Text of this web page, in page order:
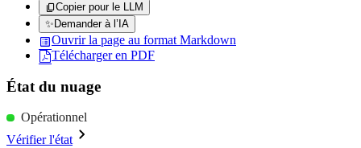
Copier pour le LLM
✨ Demander à l’IA
Ouvrir la page au format Markdown
Télécharger en PDF
État du nuage
Opérationnel
Vérifier l'état